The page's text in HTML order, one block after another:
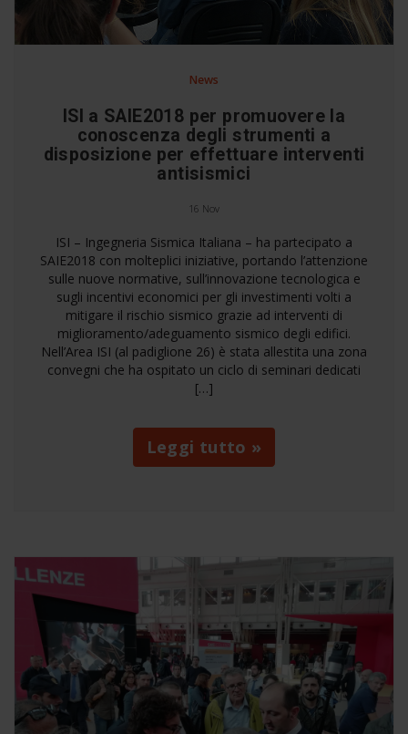
News
ISI a SAIE2018 per promuovere la
conoscenza degli strumenti a
disposizione per effettuare interventi
antisismici
16 Nov
ISI – Ingegneria Sismica Italiana – ha partecipato a
SAIE2018 con molteplici iniziative, portando l’attenzione
sulle nuove normative, sull’innovazione tecnologica e
sugli incentivi economici per gli investimenti volti a
mitigare il rischio sismico grazie ad interventi di
miglioramento/adeguamento sismico degli edifici.
Nell’Area ISI (al padiglione 26) è stata allestita una zona
convegni che ha ospitato un ciclo di seminari dedicati
[…]
Leggi tutto »